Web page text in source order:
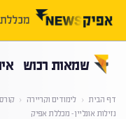
שמאות רכוש
דף הבית ‹ לימודים וקריירה ‹
נזילות אונליין – מכללת אפיק